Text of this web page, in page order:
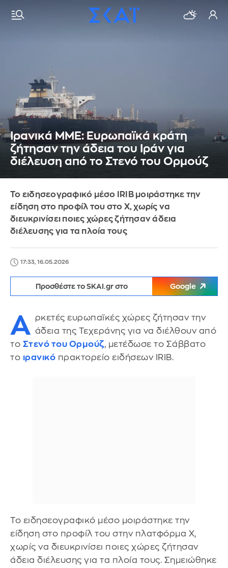
Ιρανικά MME: Ευρωπαϊκά κράτη
ζήτησαν την άδεια του Ιράν για
διέλευση από το Στενό του Ορμούζ
Το ειδησεογραφικό μέσο IRIB μοιράστηκε την
είδηση στο προφίλ του στο X, χωρίς να
διευκρινίσει ποιες χώρες ζήτησαν άδεια
διέλευσης για τα πλοία τους
17:33, 16.05.2026
Προσθέστε το SKAI.gr στο Google
Α ρκετές ευρωπαϊκές χώρες ζήτησαν την
άδεια της Τεχεράνης για να διέλθουν από
το Στενό του Ορμούζ, μετέδωσε το Σάββατο
το ιρανικό πρακτορείο ειδήσεων IRIB.
Το ειδησεογραφικό μέσο μοιράστηκε την
είδηση στο προφίλ του στην πλατφόρμα X,
χωρίς να διευκρινίσει ποιες χώρες ζήτησαν
άδεια διέλευσης για τα πλοία τους. Σημειώθηκε